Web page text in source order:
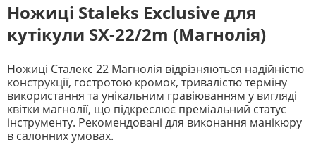
Ножиці Staleks Exclusive для
кутікули SX-22/2m (Магнолія)
Ножиці Сталекс 22 Магнолія відрізняються надійністю
конструкції, гостротою кромок, тривалістю терміну
використання та унікальним гравіюванням у вигляді
квітки магнолії, що підкреслює преміальний статус
інструменту. Рекомендовані для виконання манікюру
в салонних умовах.